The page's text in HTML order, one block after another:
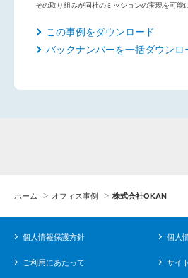
その取り組みが同社のミッションの実現を可能
この事例をダウンロード
バックナンバーを一括ダウンロ
ホーム オフィス事例 株式会社OKAN
個人情報保護方針 個人
ご利用にあたって サイ